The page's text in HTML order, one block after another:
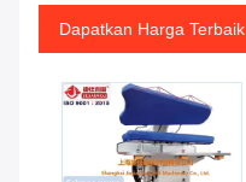
Dapatkan Harga Terbaik